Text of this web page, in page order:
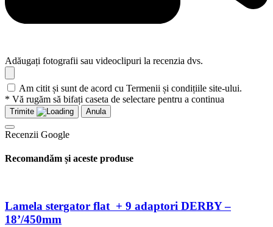
Adăugați fotografii sau videoclipuri la recenzia dvs.
Am citit și sunt de acord cu Termenii și condițiile site-ului.
* Vă rugăm să bifați caseta de selectare pentru a continua
Trimite Anula
Recenzii Google
Recomandăm și aceste produse
Lamela stergator flat + 9 adaptori DERBY –
18’/450mm